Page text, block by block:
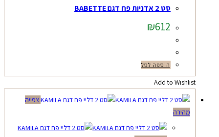
סט 2 אדניות פח דגם BABETTE
₪612
הוספה לסל
Add to Wishlist
צפייה
מהירה